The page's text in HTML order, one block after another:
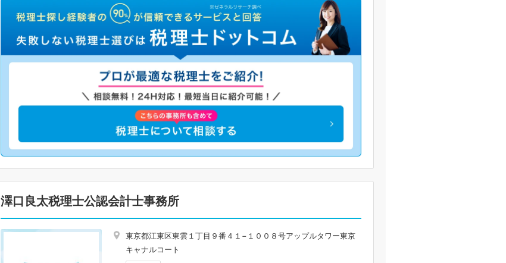
澤口良太税理士公認会計士事務所
東京都江東区東雲１丁目９番４１−１００８号アップルタワー東京
キャナルコート